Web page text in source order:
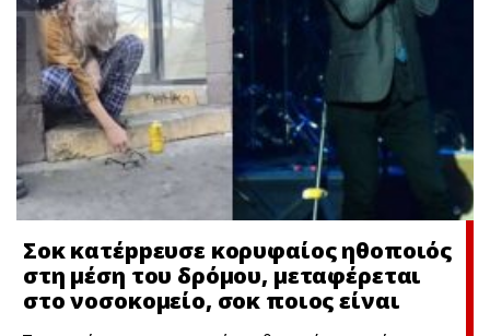
Σoκ κατέppευσε κορυφαίος ηθοποιός
στη μέση του δρόμου, μεταφέρεται
στο νοσοκομείο, σoκ ποιος είναι